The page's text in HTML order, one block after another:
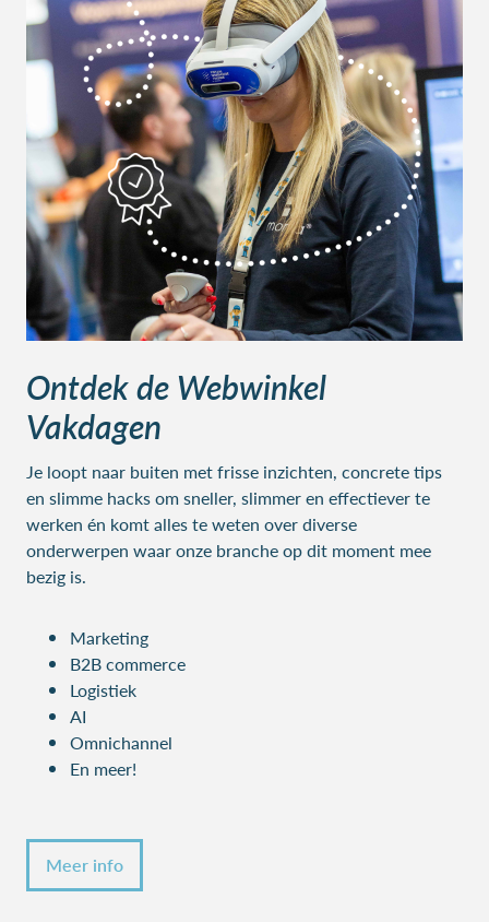
Ontdek de Webwinkel
Vakdagen
Je loopt naar buiten met frisse inzichten, concrete tips
en slimme hacks om sneller, slimmer en effectiever te
werken én komt alles te weten over diverse
onderwerpen waar onze branche op dit moment mee
bezig is.
Marketing
B2B commerce
Logistiek
AI
Omnichannel
En meer!
Meer info